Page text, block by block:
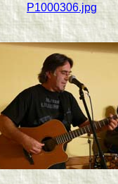
P1000306.jpg